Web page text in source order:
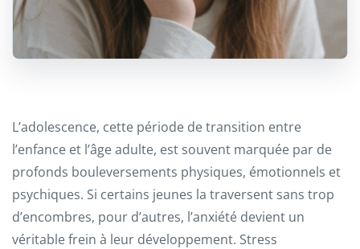
L’adolescence, cette période de transition entre
l’enfance et l’âge adulte, est souvent marquée par de
profonds bouleversements physiques, émotionnels et
psychiques. Si certains jeunes la traversent sans trop
d’encombres, pour d’autres, l’anxiété devient un
véritable frein à leur développement. Stress